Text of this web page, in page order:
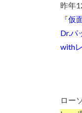
昨年
『仮
Dr.パ
with
ロー